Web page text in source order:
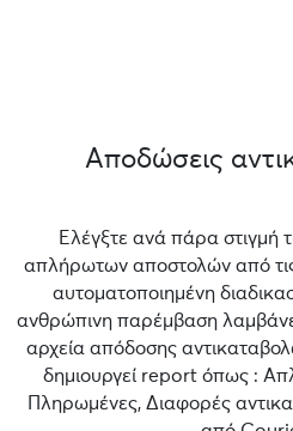
Αποδώσεις
Ελέγξτε ανά πάρα στιγμή
απλήρωτων αποστολών από
αυτοματοποιημένη
ανθρώπινη παρέμβαση
αρχεία απόδοσης
δημιουργεί report όπως :
Πληρωμένες, Διαφορές